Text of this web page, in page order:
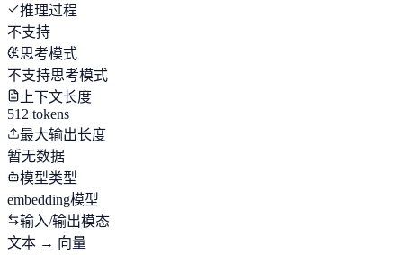
推理过程
不支持
思考模式
不支持思考模式
上下文长度
512 tokens
最大输出长度
暂无数据
模型类型
embedding模型
输入/输出模态
文本 → 向量